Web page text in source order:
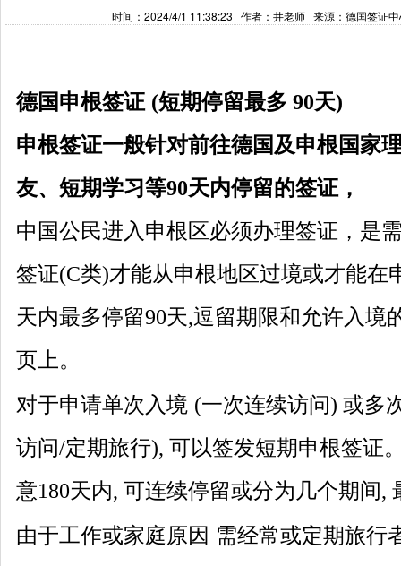
时间：2024/4/1 11:38:23 作者：井老师 来源：德国签证
德国申根签证 (短期停留最多 90天)
申根签证一般针对前往德国及申根国家
友、短期学习等90天内停留的签证，
中国公民进入申根区必须办理签证，是
签证(C类)才能从申根地区过境或才能在
天内最多停留90天,逗留期限和允许入境
页上。
对于申请单次入境 (一次连续访问) 或多
访问/定期旅行), 可以签发短期申根签证
意180天内, 可连续停留或分为几个期间,
由于工作或家庭原因 需经常或定期旅行